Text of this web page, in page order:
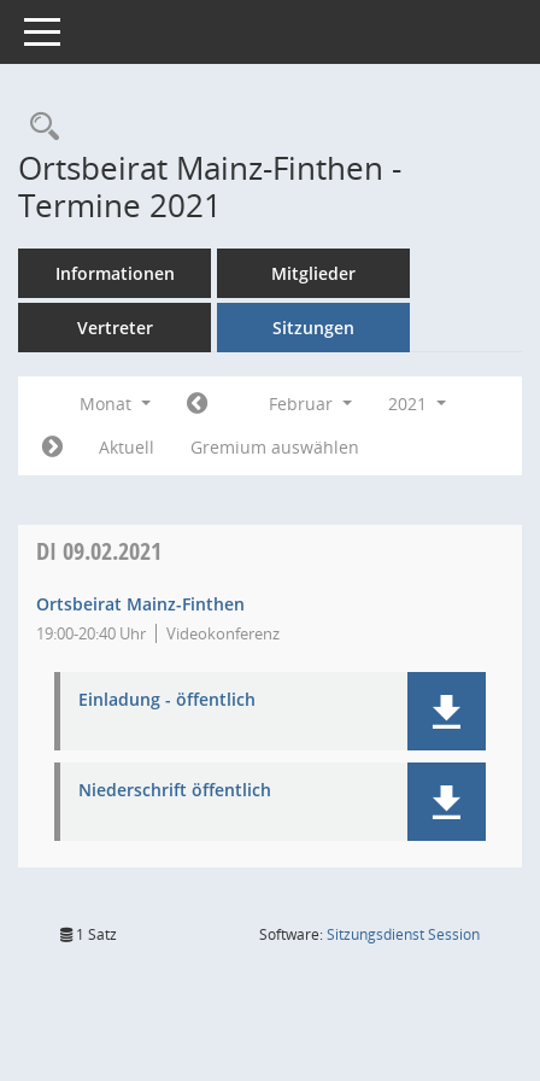
Toggle navigation
Rechercheauswahl
Ortsbeirat Mainz-Finthen -
Termine 2021
Informationen Mitglieder
Vertreter Sitzungen
Monat Februar
2021
Aktuell
Gremium auswählen
DI 09.02.2021
Ortsbeirat Mainz-Finthen
19:00-20:40 Uhr Videokonferenz
Einladung - öffentlich
Niederschrift öffentlich
1 Satz Software:SitzungsdienstSession(Wird in